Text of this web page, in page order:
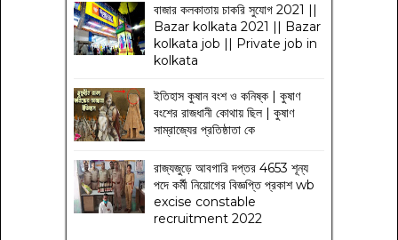
বাজার কলকাতায় চাকরি সুযোগ 2021 ||
Bazar kolkata 2021 || Bazar
kolkata job || Private job in
kolkata
ইতিহাস কুষান বংশ ও কনিষ্ক | কুষাণ
বংশের রাজধানী কোথায় ছিল | কুষাণ
সাম্রাজ্যের প্রতিষ্ঠাতা কে
রাজ্যজুড়ে আবগারি দপ্তর 4653 শূন্য
পদে কর্মী নিয়োগের বিজ্ঞপ্তি প্রকাশ wb
excise constable
recruitment 2022